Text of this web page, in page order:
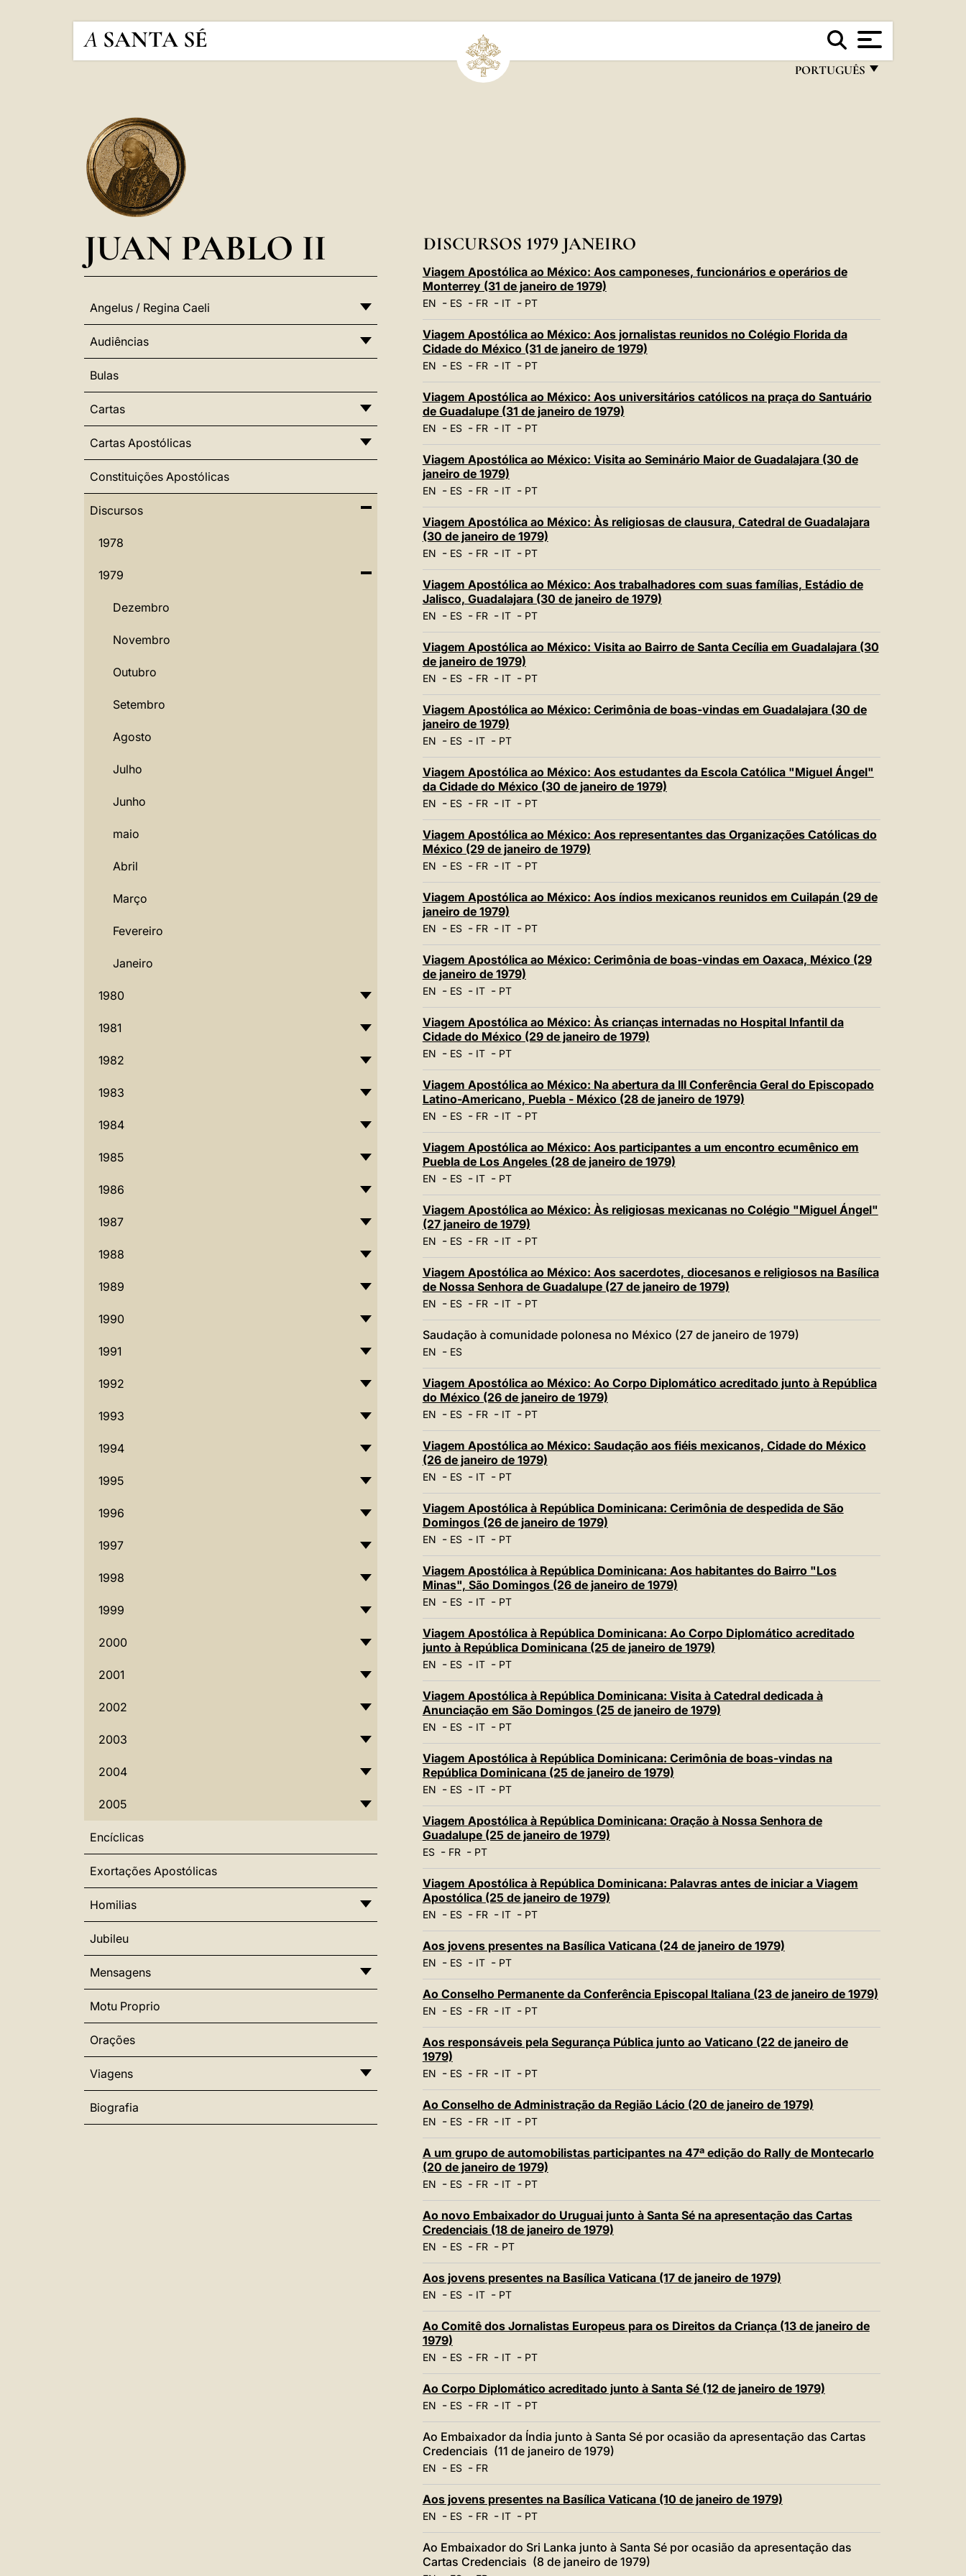
A SANTA SÉ
PORTUGUÊS
POLSKI
中文
JUAN PABLO II
Angelus / Regina Caeli
Audiências
Bulas
Cartas
Cartas Apostólicas
Constituições Apostólicas
Discursos
1978
1979
Dezembro
Novembro
Outubro
Setembro
Agosto
Julho
Junho
maio
Abril
Março
Fevereiro
Janeiro
1980
1981
1982
1983
1984
1985
1986
1987
1988
1989
1990
1991
1992
1993
1994
1995
1996
1997
1998
1999
2000
2001
2002
2003
2004
2005
Encíclicas
Exortações Apostólicas
Homilias
Jubileu
Mensagens
Motu Proprio
Orações
Viagens
Biografia
DISCURSOS 1979 JANEIRO
Viagem Apostólica ao México: Aos camponeses, funcionários e operários de
Monterrey (31 de janeiro de 1979)
EN - ES- FR- IT- PT
Viagem Apostólica ao México: Aos jornalistas reunidos no Colégio Florida da
Cidade do México (31 de janeiro de 1979)
EN - ES- FR- IT- PT
Viagem Apostólica ao México: Aos universitários católicos na praça do Santuário
de Guadalupe (31 de janeiro de 1979)
EN - ES- FR- IT- PT
Viagem Apostólica ao México: Visita ao Seminário Maior de Guadalajara (30 de
janeiro de 1979)
EN - ES- FR- IT- PT
Viagem Apostólica ao México: Às religiosas de clausura, Catedral de Guadalajara
(30 de janeiro de 1979)
EN - ES- FR- IT- PT
Viagem Apostólica ao México: Aos trabalhadores com suas famílias, Estádio de
Jalisco, Guadalajara (30 de janeiro de 1979)
EN - ES- FR- IT- PT
Viagem Apostólica ao México: Visita ao Bairro de Santa Cecília em Guadalajara (30
de janeiro de 1979)
EN - ES- FR- IT- PT
Viagem Apostólica ao México: Cerimônia de boas-vindas em Guadalajara (30 de
janeiro de 1979)
EN - ES- IT- PT
Viagem Apostólica ao México: Aos estudantes da Escola Católica "Miguel Ángel"
da Cidade do México (30 de janeiro de 1979)
EN - ES- FR- IT- PT
Viagem Apostólica ao México: Aos representantes das Organizações Católicas do
México (29 de janeiro de 1979)
EN - ES- FR- IT- PT
Viagem Apostólica ao México: Aos índios mexicanos reunidos em Cuilapán (29 de
janeiro de 1979)
EN - ES- FR- IT- PT
Viagem Apostólica ao México: Cerimônia de boas-vindas em Oaxaca, México (29
de janeiro de 1979)
EN - ES- IT- PT
Viagem Apostólica ao México: Às crianças internadas no Hospital Infantil da
Cidade do México (29 de janeiro de 1979)
EN - ES- IT- PT
Viagem Apostólica ao México: Na abertura da III Conferência Geral do Episcopado
Latino-Americano, Puebla - México (28 de janeiro de 1979)
EN - ES- FR- IT- PT
Viagem Apostólica ao México: Aos participantes a um encontro ecumênico em
Puebla de Los Angeles (28 de janeiro de 1979)
EN - ES- IT- PT
Viagem Apostólica ao México: Às religiosas mexicanas no Colégio "Miguel Ángel"
(27 janeiro de 1979)
EN - ES- FR- IT- PT
Viagem Apostólica ao México: Aos sacerdotes, diocesanos e religiosos na Basílica
de Nossa Senhora de Guadalupe (27 de janeiro de 1979)
EN - ES- FR- IT- PT
Saudação à comunidade polonesa no México (27 de janeiro de 1979)
EN - ES
Viagem Apostólica ao México: Ao Corpo Diplomático acreditado junto à República
do México (26 de janeiro de 1979)
EN - ES- FR- IT- PT
Viagem Apostólica ao México: Saudação aos fiéis mexicanos, Cidade do México
(26 de janeiro de 1979)
EN - ES- IT- PT
Viagem Apostólica à República Dominicana: Cerimônia de despedida de São
Domingos (26 de janeiro de 1979)
EN - ES- IT- PT
Viagem Apostólica à República Dominicana: Aos habitantes do Bairro "Los
Minas", São Domingos (26 de janeiro de 1979)
EN - ES- IT- PT
Viagem Apostólica à República Dominicana: Ao Corpo Diplomático acreditado
junto à República Dominicana (25 de janeiro de 1979)
EN - ES- IT- PT
Viagem Apostólica à República Dominicana: Visita à Catedral dedicada à
Anunciação em São Domingos (25 de janeiro de 1979)
EN - ES- IT- PT
Viagem Apostólica à República Dominicana: Cerimônia de boas-vindas na
República Dominicana (25 de janeiro de 1979)
EN - ES- IT- PT
Viagem Apostólica à República Dominicana: Oração à Nossa Senhora de
Guadalupe (25 de janeiro de 1979)
ES- FR- PT
Viagem Apostólica à República Dominicana: Palavras antes de iniciar a Viagem
Apostólica (25 de janeiro de 1979)
EN - ES- FR- IT- PT
Aos jovens presentes na Basílica Vaticana (24 de janeiro de 1979)
EN - ES- IT- PT
Ao Conselho Permanente da Conferência Episcopal Italiana (23 de janeiro de 1979)
EN - ES- FR- IT- PT
Aos responsáveis pela Segurança Pública junto ao Vaticano (22 de janeiro de
1979)
EN - ES- FR- IT- PT
Ao Conselho de Administração da Região Lácio (20 de janeiro de 1979)
EN - ES- FR- IT- PT
A um grupo de automobilistas participantes na 47ª edição do Rally de Montecarlo
(20 de janeiro de 1979)
EN - ES- FR- IT- PT
Ao novo Embaixador do Uruguai junto à Santa Sé na apresentação das Cartas
Credenciais (18 de janeiro de 1979)
EN - ES- FR- PT
Aos jovens presentes na Basílica Vaticana (17 de janeiro de 1979)
EN - ES- IT- PT
Ao Comitê dos Jornalistas Europeus para os Direitos da Criança (13 de janeiro de
1979)
EN - ES- FR- IT- PT
Ao Corpo Diplomático acreditado junto à Santa Sé (12 de janeiro de 1979)
EN - ES- FR- IT- PT
Ao Embaixador da Índia junto à Santa Sé por ocasião da apresentação das Cartas
Credenciais (11 de janeiro de 1979)
EN - ES- FR
Aos jovens presentes na Basílica Vaticana (10 de janeiro de 1979)
EN - ES- FR- IT- PT
Ao Embaixador do Sri Lanka junto à Santa Sé por ocasião da apresentação das
Cartas Credenciais (8 de janeiro de 1979)